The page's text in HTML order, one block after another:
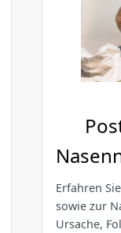
Erfahren
sowie zur
Ursache,